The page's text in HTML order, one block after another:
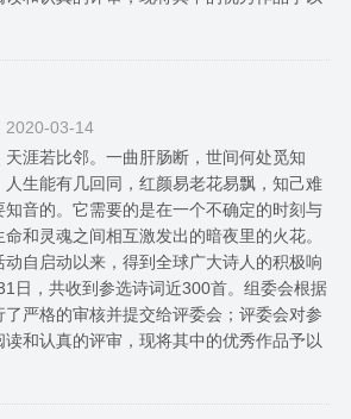
2020-03-14
涯若比邻。一曲肝肠断，世间何处觅知
生能有几回同，红颜易老花易飘，知己难
音的。它需要的是在一个不确定的时刻与
和灵魂之间相互激发出的暗夜里的火花。
动自启动以来，得到全球广大诗人的积极响
日，共收到参选诗词近300首。组委会根据
严格的审核并提交给评委会；评委会对参
和认真的评审，现将其中的优秀作品予以